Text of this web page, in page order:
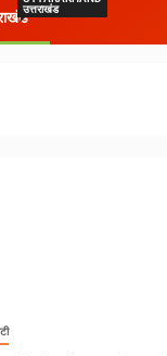
उत्तराखंड